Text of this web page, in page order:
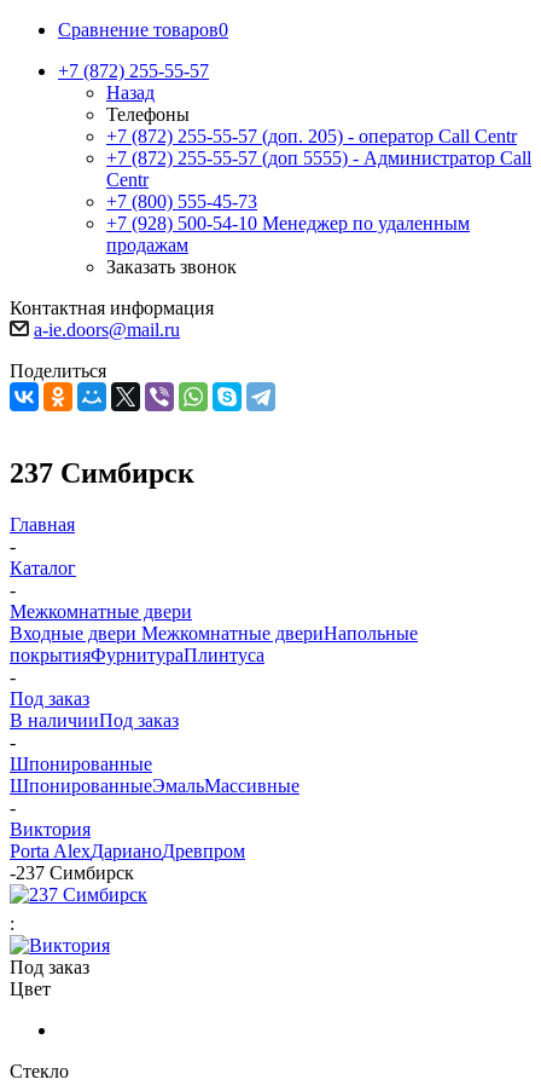
Сравнение товаров0
+7 (872) 255-55-57
Назад
Телефоны
+7 (872) 255-55-57 (доп. 205) - оператор Call Centr
+7 (872) 255-55-57 (доп 5555) - Администратор Call
Centr
+7 (800) 555-45-73
+7 (928) 500-54-10 Менеджер по удаленным
продажам
Заказать звонок
Контактная информация
a-ie.doors@mail.ru
Поделиться
237 Симбирск
Главная
-
Каталог
-
Межкомнатные двери
Входные двери Межкомнатные двериНапольные
покрытияФурнитураПлинтуса
-
Под заказ
В наличииПод заказ
-
Шпонированные
ШпонированныеЭмальМассивные
-
Виктория
Porta AlexДарианоДревпром
-237 Симбирск
:
Под заказ
Цвет
Стекло